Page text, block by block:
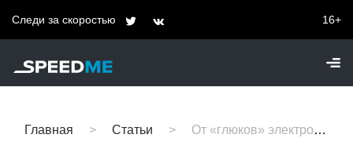
Следи за скоростью 16+
Главная Статьи От «глюков» электроники до стука подвески: за что платят владельцы новых машин в России